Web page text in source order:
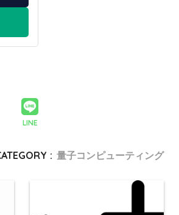
LINE
: 量子コンピューティング